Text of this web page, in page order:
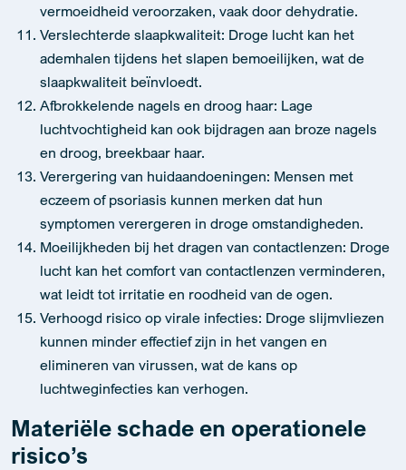
vermoeidheid veroorzaken, vaak door dehydratie.
Verslechterde slaapkwaliteit: Droge lucht kan het
ademhalen tijdens het slapen bemoeilijken, wat de
slaapkwaliteit beïnvloedt.
Afbrokkelende nagels en droog haar: Lage
luchtvochtigheid kan ook bijdragen aan broze nagels
en droog, breekbaar haar.
Verergering van huidaandoeningen: Mensen met
eczeem of psoriasis kunnen merken dat hun
symptomen verergeren in droge omstandigheden.
Moeilijkheden bij het dragen van contactlenzen: Droge
lucht kan het comfort van contactlenzen verminderen,
wat leidt tot irritatie en roodheid van de ogen.
Verhoogd risico op virale infecties: Droge slijmvliezen
kunnen minder effectief zijn in het vangen en
elimineren van virussen, wat de kans op
luchtweginfecties kan verhogen.
Materiële schade en operationele
risico’s